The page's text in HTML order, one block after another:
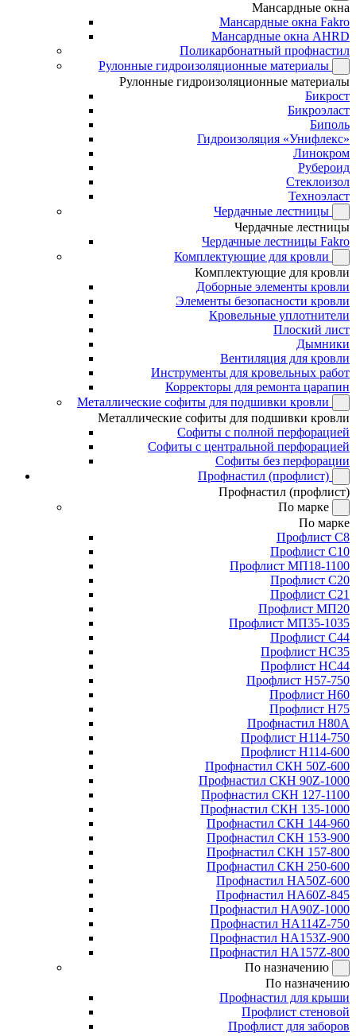
Мансардные окна
Мансардные окна Fakro
Мансардные окна AHRD
Поликарбонатный профнастил
Рулонные гидроизоляционные материалы
Рулонные гидроизоляционные материалы
Бикрост
Бикроэласт
Биполь
Гидроизоляция «Унифлекс»
Линокром
Рубероид
Стеклоизол
Техноэласт
Чердачные лестницы
Чердачные лестницы
Чердачные лестницы Fakro
Комплектующие для кровли
Комплектующие для кровли
Доборные элементы кровли
Элементы безопасности кровли
Кровельные уплотнители
Плоский лист
Дымники
Вентиляция для кровли
Инструменты для кровельных работ
Корректоры для ремонта царапин
Металлические софиты для подшивки кровли
Металлические софиты для подшивки кровли
Софиты с полной перфорацией
Софиты с центральной перфорацией
Софиты без перфорации
Профнастил (профлист)
Профнастил (профлист)
По марке
По марке
Профлист С8
Профлист С10
Профлист МП18-1100
Профлист С20
Профлист С21
Профлист МП20
Профлист МП35-1035
Профлист С44
Профлист НС35
Профлист НС44
Профлист Н57-750
Профлист Н60
Профлист Н75
Профнастил Н80А
Профлист Н114-750
Профлист Н114-600
Профнастил СКН 50Z-600
Профнастил СКН 90Z-1000
Профнастил СКН 127-1100
Профнастил СКН 135-1000
Профнастил СКН 144-960
Профнастил СКН 153-900
Профнастил СКН 157-800
Профнастил СКН 250-600
Профнастил НА50Z-600
Профнастил НА60Z-845
Профнастил НА90Z-1000
Профнастил НА114Z-750
Профнастил НА153Z-900
Профнастил НА157Z-800
По назначению
По назначению
Профнастил для крыши
Профлист стеновой
Профлист для заборов